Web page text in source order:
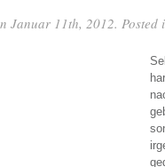
Januar 11th, 2012.